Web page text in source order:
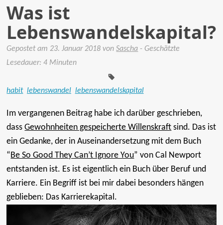
Was ist
Lebenswandelskapital?
Gepostet am23. Januar 2018vonSascha - Geschätzte
Lesedauer: 4 MinutenTags:
habit lebenswandel lebenswandelskapital
Im vergangenen Beitrag habe ich darüber geschrieben,
dassGewohnheiten gespeicherte Willenskraft sind. Das ist
ein Gedanke, der in Auseinandersetzung mit dem Buch
“Be So Good They Can’t Ignore You” von Cal Newport
entstanden ist. Es ist eigentlich ein Buch über Beruf und
Karriere. Ein Begriff ist bei mir dabei besonders hängen
geblieben: Das Karrierekapital.